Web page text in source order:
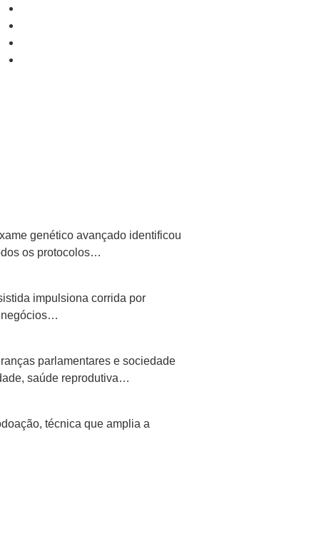
genético avançado identificou
os protocolos…
impulsiona corrida por
negócios…
parlamentares e sociedade
saúde reprodutiva…
técnica que amplia a